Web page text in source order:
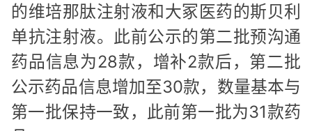
的维培那肽注射液和大冢医药的斯贝利
单抗注射液。此前公示的第二批预沟通
药品信息为28款，增补2款后，第二批
公示药品信息增加至30款，数量基本与
第一批保持一致，此前第一批为31款药